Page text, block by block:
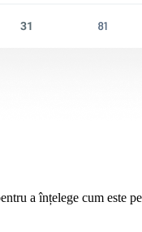
a înțelege cum este